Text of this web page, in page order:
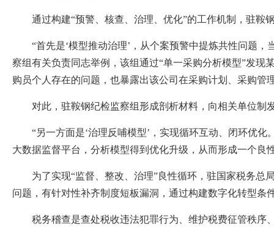
通过构建“预警、核查、治理、优化”的工作机制，驻鞍
“首先是‘模型推动治理’，从个案预警中提炼共性问题，
察组有关负责同志举例，该组通过“单一采购分析模型”发现
购员个人存在的问题，也暴露出该公司在采购计划、采购管
对此，驻鞍钢纪检监察组形成剖析材料，向相关单位制
“另一方面是‘治理反哺模型’，实现循环互动、闭环优化
大数据监督平台，分析模型得到优化升级，从而形成一个
为了实现“监督、整改、治理”良性循环，驻国家税务总
问题，有针对性补齐制度短板漏洞，通过构建数字化转型
税务稽查是查处税收违法犯罪行为、维护税费征管秩序